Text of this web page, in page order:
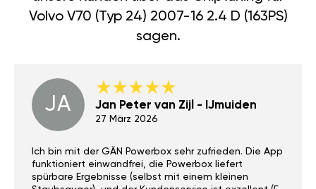
Sie, was unsere Kunden über
das Chiptuning für Volvo V70
(Typ 24) 2007-16 2.4 D (163PS)
JA
27 März 2026
Ich bin mit der GÄN Powerbox sehr zufrieden. Die App